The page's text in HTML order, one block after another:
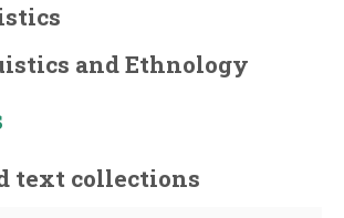
and Ethnology
text collections